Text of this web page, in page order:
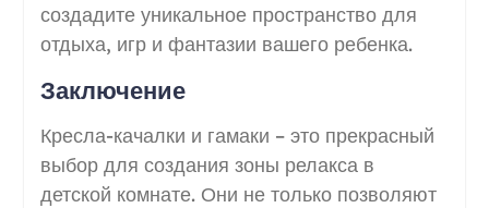
создадите уникальное пространство для
отдыха, игр и фантазии вашего ребенка.
Заключение
Кресла-качалки и гамаки – это прекрасный
выбор для создания зоны релакса в
детской комнате. Они не только позволяют